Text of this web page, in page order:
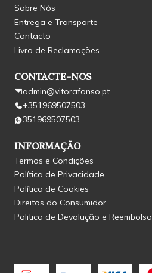
Sobre Nós
Entrega e Transporte
Contacto
Livro de Reclamações
CONTACTE-NOS
admin@vitorafonso.pt
+351969507503
351969507503
INFORMAÇÃO
Termos e Condições
Política de Privacidade
Política de Cookies
Direitos do Consumidor
Politica de Devolução e Reembolso